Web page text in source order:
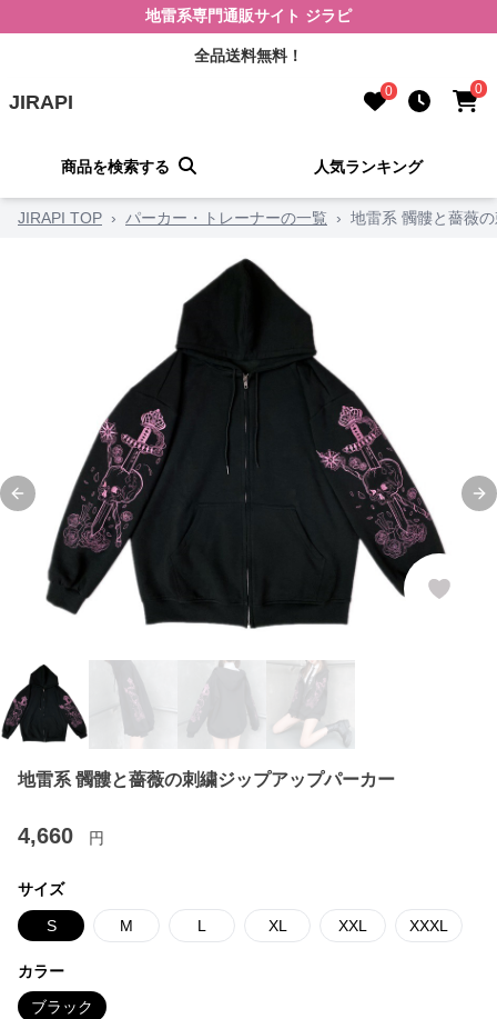
地雷系専門通販サイト ジラピ
全品送料無料！
JIRAPI 0 0
商品を検索する 人気ランキング
JIRAPI TOP › パーカー・トレーナーの一覧 › 地雷系 髑髏と薔薇
Previous slide
地雷系 髑髏と薔薇の刺繍ジップアップパーカー
4,660 円
サイズ
S M L XL XXL XXXL
カラー
ブラック